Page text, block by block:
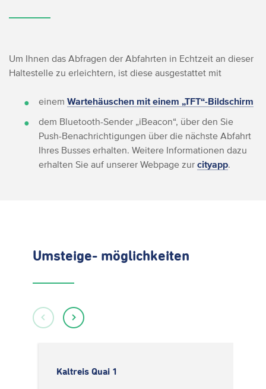
Um Ihnen das Abfragen der Abfahrten in Echtzeit an dieser
Haltestelle zu erleichtern, ist diese ausgestattet mit
einem Wartehäuschen mit einem „TFT“-Bildschirm
dem Bluetooth-Sender „iBeacon“, über den Sie
Push-Benachrichtigungen über die nächste Abfahrt
Ihres Busses erhalten. Weitere Informationen dazu
erhalten Sie auf unserer Webpage zur cityapp.
Umsteige- möglichkeiten
Kaltreis Quai 1